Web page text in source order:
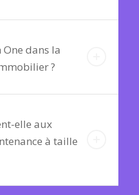
dans la
?
elle aux
à taille